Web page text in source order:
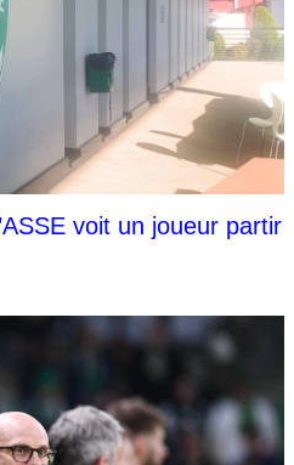
voit un joueur partir